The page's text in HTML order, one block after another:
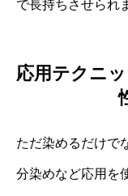
で長持ちさせられ
応用テクニ
ただ染めるだけで
分染めなど応用を